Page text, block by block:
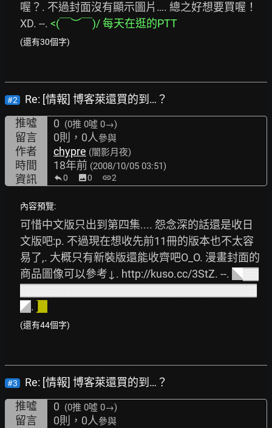
喔？. 不過封面沒有顯示圖片…. 總之好想要買喔！
XD. --. <(￣︶￣)/每天在逛的PTT
(還有30個字)
#2
Re: [情報] 博客萊還買的到…？
推噓
0 (0推 0噓 0→)
留言 0則，0人參與
作者 chypre (闇影月夜)
時間 18年前 (2008/10/05 03:51)
資訊 0 image0 link2
內容預覽:
可惜中文版只出到第四集.... 怨念深的話還是收日
文版吧:p. 不過現在想收先前11冊的版本也不太容
易了,. 大概只有新裝版還能收齊吧O_O. 漫畫封面的
商品圖像可以參考↓. http://kuso.cc/3StZ. --. ◥▓▓
▓▓▓▓▓▓▓▓▓▓▓▓▓▓▓▓▓▓▓▓▓▓▓▓▓▓▓▓▓▓
◤.
(還有44個字)
#3
Re: [情報] 博客萊還買的到…？
推噓
0 (0推 0噓 0→)
留言 0則，0人參與